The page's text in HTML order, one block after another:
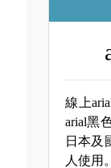
線上
arial黑
日本及
人使用。